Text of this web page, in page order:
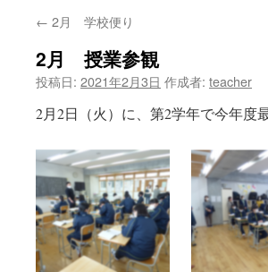
ン
ツ
キ
ッ
プ
← 2月 学校便り
2月 授業参観
投稿日: 2021年2月3日 作成者: teacher
2月2日（火）に、第2学年で今年度